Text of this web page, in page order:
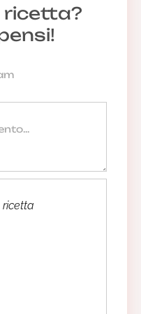
ricetta?